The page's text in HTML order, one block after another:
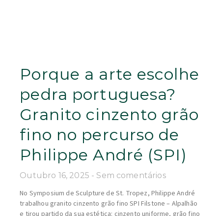
Porque a arte escolhe
pedra portuguesa?
Granito cinzento grão
fino no percurso de
Philippe André (SPI)
Outubro 16, 2025 Sem comentários
No Symposium de Sculpture de St. Tropez, Philippe André
trabalhou granito cinzento grão fino SPI Filstone – Alpalhão